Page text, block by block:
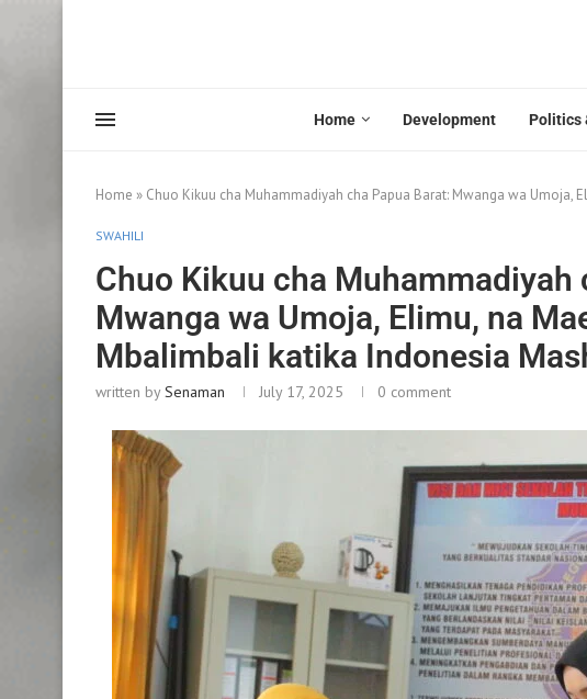
Home Development Politics
Home » Chuo Kikuu cha Muhammadiyah cha Papua Barat: Mwanga wa
SWAHILI
Chuo Kikuu cha Muhammadiyah
Mwanga wa Umoja, Elimu, na
Mbalimbali katika Indonesia
written bySenaman July 17, 2025 0 comment